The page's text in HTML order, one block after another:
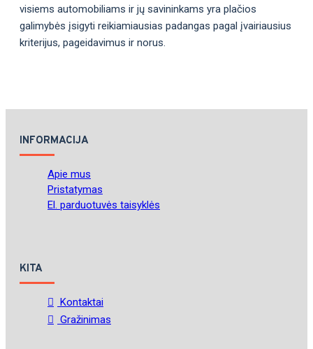
visiems automobiliams ir jų savininkams yra plačios
galimybės įsigyti reikiamiausias padangas pagal įvairiausius
kriterijus, pageidavimus ir norus.
INFORMACIJA
Apie mus
Pristatymas
El. parduotuvės taisyklės
KITA
Kontaktai
Gražinimas